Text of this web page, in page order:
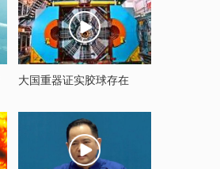
大国重器证实胶球存在